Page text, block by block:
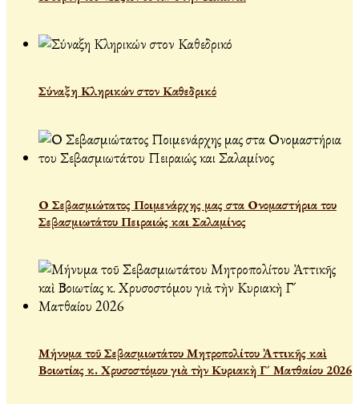
Σύναξη Κληρικών στον Καθεδρικό
Ο Σεβασμιώτατος Ποιμενάρχης μας στα Ονομαστήρια του
Σεβασμιωτάτου Πειραιώς και Σαλαμίνος
Μήνυμα τοῦ Σεβασμιωτάτου Μητροπολίτου Ἀττικῆς καὶ
Βοιωτίας κ. Χρυσοστόμου γιὰ τὴν Κυριακὴ Γ´ Ματθαίου 2026